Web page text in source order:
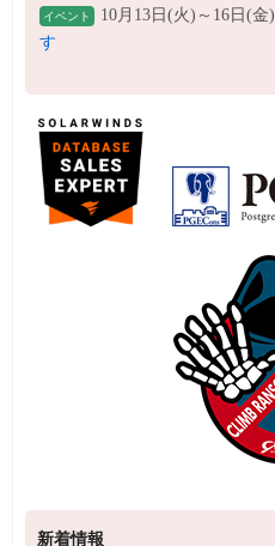
イベント 10月13日(火)～16日(金)
す
新着情報